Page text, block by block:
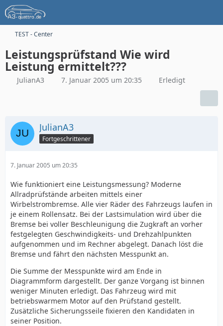
TEST - Center
Leistungsprüfstand Wie wird
Leistung ermittelt???
JulianA3 7. Januar 2005 um 20:35 Erledigt
JulianA3
Fortgeschrittener
7. Januar 2005 um 20:35
Wie funktioniert eine Leistungsmessung? Moderne
Allradprüfstände arbeiten mittels einer
Wirbelstrombremse. Alle vier Räder des Fahrzeugs laufen in
je einem Rollensatz. Bei der Lastsimulation wird über die
Bremse bei voller Beschleunigung die Zugkraft an vorher
festgelegten Geschwindigkeits- und Drehzahlpunkten
aufgenommen und im Rechner abgelegt. Danach löst die
Bremse und fährt den nächsten Messpunkt an.
Die Summe der Messpunkte wird am Ende in
Diagrammform dargestellt. Der ganze Vorgang ist binnen
weniger Minuten erledigt. Das Fahrzeug wird mit
betriebswarmem Motor auf den Prüfstand gestellt.
Zusätzliche Sicherungsseile fixieren den Kandidaten in
seiner Position.